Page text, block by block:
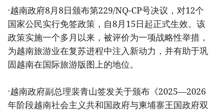
·越南政府8月8日颁布第229/NQ-CP号决议，对12个
国家公民实行免签政策，自8月15日起正式生效。该
政策实施一个多月以来，被评价为一项战略性举措，
为越南旅游业在复苏进程中注入新动力，并有助于巩
固越南在国际旅游版图上的地位。
·越南政府副总理裴青山签发关于颁布《2025—2026
年阶段越南社会主义共和国政府与柬埔寨王国政府双